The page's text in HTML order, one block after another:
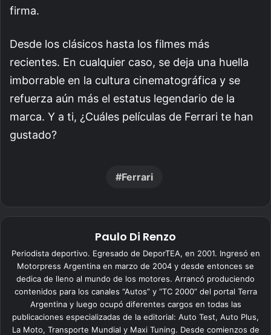
firma.
Desde los clásicos hasta los filmes más
recientes. En cualquier caso, se deja una huella
imborrable en la cultura cinematográfica y se
refuerza aún más el estatus legendario de la
marca. Y a ti, ¿Cuáles películas de Ferrari te han
gustado?
Ferrari
Paulo Di Renzo
Periodista deportivo. Egresado de DeporTEA, en 2001. Ingresó en
Motorpress Argentina en marzo de 2004 y desde entonces se
dedica de lleno al mundo de los motores. Arrancó produciendo
contenidos para los canales “Autos” y “TC 2000” del portal Terra
Argentina y luego ocupó diferentes cargos en todas las
publicaciones especializadas de la editorial: Auto Test, Auto Plus,
La Moto, Transporte Mundial y Maxi Tuning. Desde comienzos de